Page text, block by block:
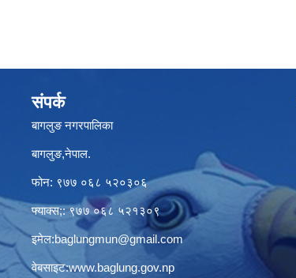
संपर्क
बागलुङ नगरपालिका
बागलुङ,नेपाल.
फोन: ९७७ ०६८ ५२०३०६
फ्याक्स;: ९७७ ०६८ ५२१३०९
इमेल:baglungmun@gmail.com
वेबसाइट:www.baglung.gov.np